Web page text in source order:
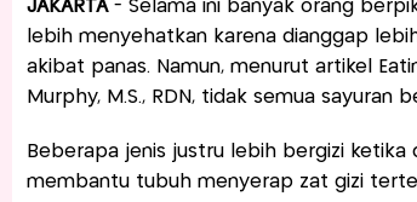
JAKARTA- Selama ini banyak orang
lebih menyehatkan karena dianggap
akibat panas. Namun, menurut artikel
Murphy, M.S., RDN, tidak semua sayuran
Beberapa jenis justru lebih bergizi ketika
membantu tubuh menyerap zat gizi